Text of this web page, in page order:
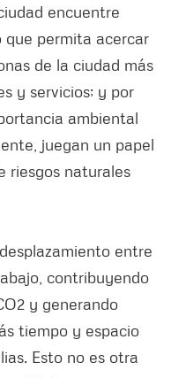
encuentre
que permita acercar
de la ciudad más
y servicios; y por
ambiental
juegan un papel
riesgos naturales
entre
contribuyendo
y generando
tiempo y espacio
Esto no es otra